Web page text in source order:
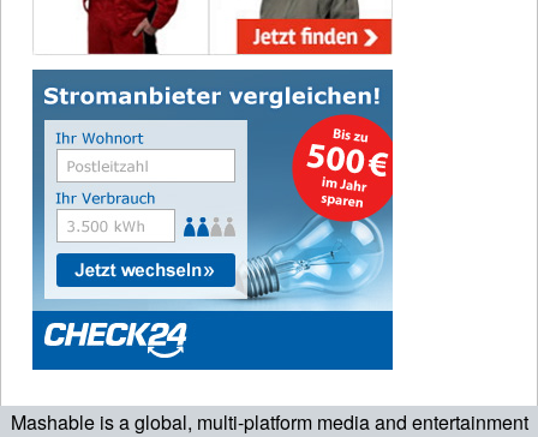
Mashable is a global, multi-platform media and entertainment